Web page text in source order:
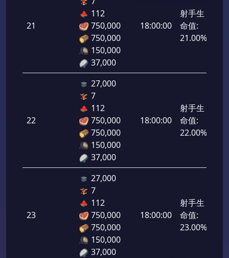
21
112
750,000
750,000
150,000
37,000
18:00:00
射手生
命值:
21.00%
22
27,000
7
112
750,000
750,000
150,000
37,000
18:00:00
射手生
命值:
22.00%
23
27,000
7
112
750,000
750,000
150,000
37,000
18:00:00
射手生
命值:
23.00%